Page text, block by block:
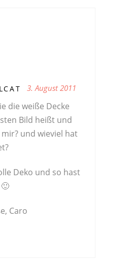
3. August 2011
die weiße Decke
Bild heißt und
und wieviel hat
Deko und so hast
Caro